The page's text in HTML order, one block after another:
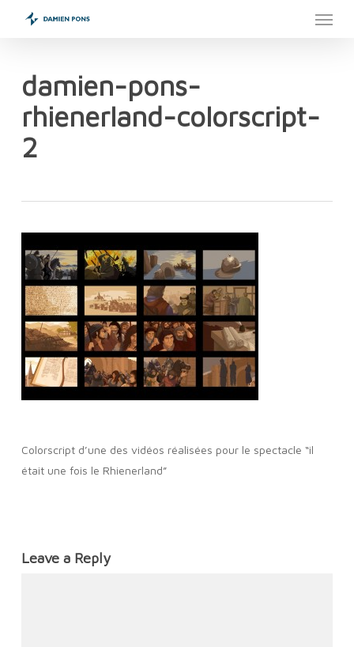
damien-pons-
rhienerland-colorscript-
2
Colorscript d’une des vidéos réalisées pour le spectacle “il
était une fois le Rhienerland”
Leave a Reply